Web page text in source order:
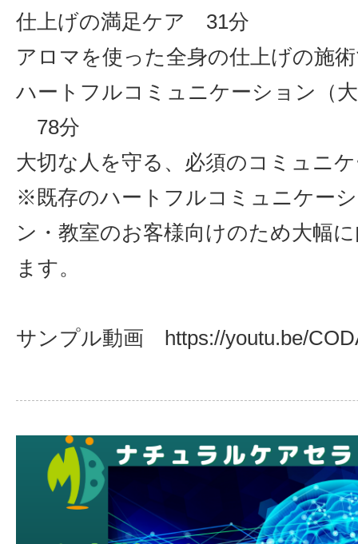
仕上げの満足ケア 31分
アロマを使った全身の仕上げの施
ハートフルコミュニケーション（
78分
大切な人を守る、必須のコミュニ
※既存のハートフルコミュニケー
ン・教室のお客様向けのため大幅
ます。
サンプル動画 https://youtu.be/